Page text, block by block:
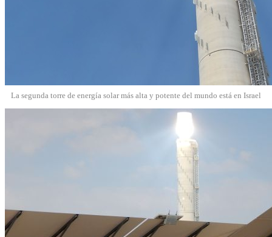
La segunda torre de energía solar más alta y potente del mundo está en Israel